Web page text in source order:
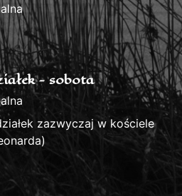
- sobota
zazwyczaj w kościele